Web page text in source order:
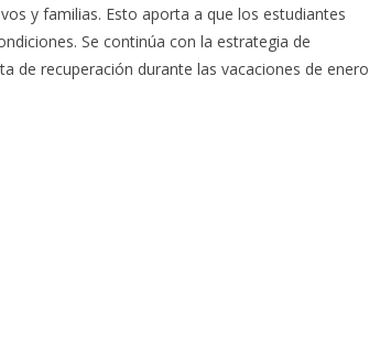
y familias. Esto aporta a que los estudiantes
Se continúa con la estrategia de
de recuperación durante las vacaciones de enero